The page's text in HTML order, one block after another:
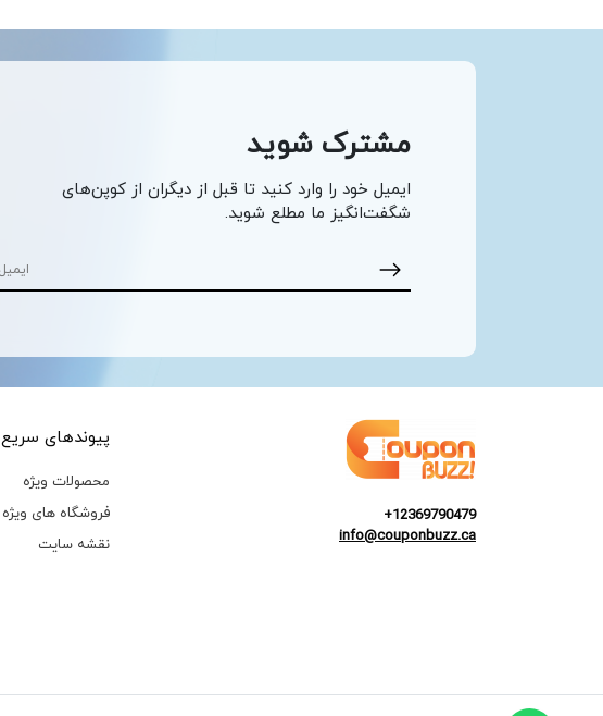
مشترک شوید
ایمیل خود را وارد کنید تا قبل از دیگران از کوپن‌های
شگفت‌انگیز ما مطلع شوید.
+12369790479
info@couponbuzz.ca
پیوند‌های سریع
محصولات ویژه
فروشگاه های ویژه
نقشه سایت